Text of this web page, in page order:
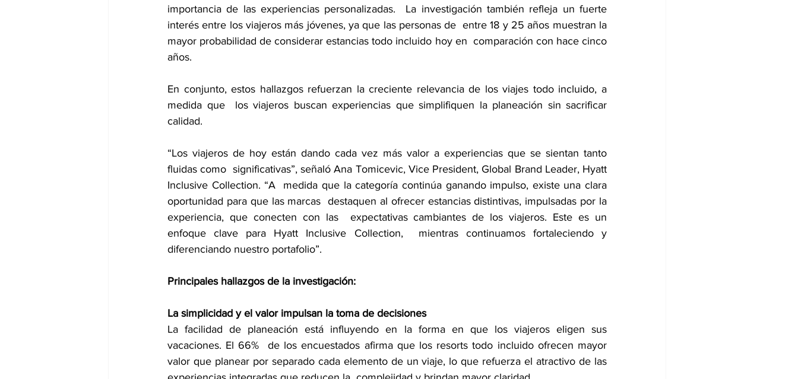
importancia de las experiencias personalizadas.  La investigación también refleja un fuerte
interés entre los viajeros más jóvenes, ya que las personas de  entre 18 y 25 años muestran la
mayor probabilidad de considerar estancias todo incluido hoy en  comparación con hace cinco
años.
En conjunto, estos hallazgos refuerzan la creciente relevancia de los viajes todo incluido, a
medida que  los viajeros buscan experiencias que simplifiquen la planeación sin sacrificar
calidad.
“Los viajeros de hoy están dando cada vez más valor a experiencias que se sientan tanto
fluidas como  significativas”, señaló Ana Tomicevic, Vice President, Global Brand Leader, Hyatt
Inclusive Collection. “A  medida que la categoría continúa ganando impulso, existe una clara
oportunidad para que las marcas  destaquen al ofrecer estancias distintivas, impulsadas por la
experiencia, que conecten con las  expectativas cambiantes de los viajeros. Este es un
enfoque clave para Hyatt Inclusive Collection,  mientras continuamos fortaleciendo y
diferenciando nuestro portafolio”.
Principales hallazgos de la investigación:
La simplicidad y el valor impulsan la toma de decisiones
La facilidad de planeación está influyendo en la forma en que los viajeros eligen sus
vacaciones. El 66%  de los encuestados afirma que los resorts todo incluido ofrecen mayor
valor que planear por separado cada elemento de un viaje, lo que refuerza el atractivo de las